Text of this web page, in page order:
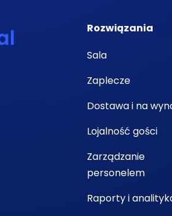
Rozwiązania
Sala
Zaplecze
Dostawa i na
Lojalność gości
Zarządzanie
personelem
Raporty i